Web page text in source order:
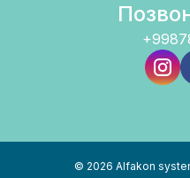
© 2026 Alfakon